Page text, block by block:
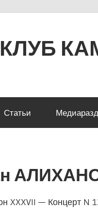
КЛУБ
Статьи
XXXVII — Концерт N